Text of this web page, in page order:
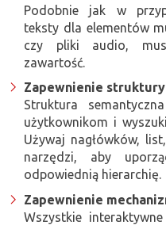
Podobnie jak w
teksty dla elementów
czy pliki audio,
zawartość.
Zapewnienie struktury
Struktura
użytkownikom i
Używaj nagłówków,
narzędzi, aby
odpowiednią hierarchię.
Zapewnienie
Wszystkie